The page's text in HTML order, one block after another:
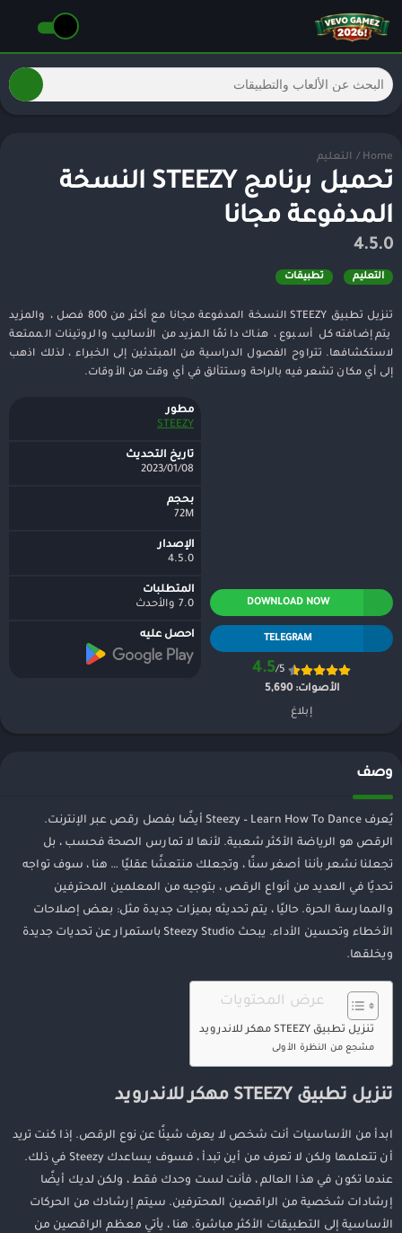
Home
/ التعليم
تحميل برنامج STEEZY النسخة
المدفوعة مجانا
4.5.0
التعليم تطبيقات
تنزيل تطبيق STEEZY النسخة المدفوعة مجانا مع أكثر من 800 فصل ، والمزيد
يتم إضافته كل أسبوع ، هناك دائمًا المزيد من الأساليب والروتينات الممتعة
لاستكشافها. تتراوح الفصول الدراسية من المبتدئين إلى الخبراء ، لذلك اذهب
إلى أي مكان تشعر فيه بالراحة وستتألق في أي وقت من الأوقات.
DOWNLOAD NOW
TELEGRAM
4.5/5
الأصوات:5,690
إبلاغ
مطور
STEEZY
تاريخ التحديث
2023/01/08
بحجم
72M
الإصدار
4.5.0
المتطلبات
7.0 والأحدث
احصل عليه
وصف
يُعرف Steezy – Learn How To Dance أيضًا بفصل رقص عبر الإنترنت.
الرقص هو الرياضة الأكثر شعبية. لأنها لا تمارس الصحة فحسب ، بل
تجعلنا نشعر بأننا أصغر سنًا ، وتجعلك منتعشًا عقليًا … هنا ، سوف تواجه
تحديًا في العديد من أنواع الرقص ، بتوجيه من المعلمين المحترفين
والممارسة الحرة. حاليًا ، يتم تحديثه بميزات جديدة مثل: بعض إصلاحات
الأخطاء وتحسين الأداء. يبحث Steezy Studio باستمرار عن تحديات جديدة
ويخلقها.
عرض المحتويات
تنزيل تطبيق STEEZY مهكر للاندرويد
مشجع من النظرة الأولى
تنزيل تطبيق STEEZY مهكر للاندرويد
ابدأ من الأساسيات أنت شخص لا يعرف شيئًا عن نوع الرقص. إذا كنت تريد
أن تتعلمها ولكن لا تعرف من أين تبدأ ، فسوف يساعدك Steezy في ذلك.
عندما تكون في هذا العالم ، فأنت لست وحدك فقط ، ولكن لديك أيضًا
إرشادات شخصية من الراقصين المحترفين. سيتم إرشادك من الحركات
الأساسية إلى التطبيقات الأكثر مباشرة. هنا ، يأتي معظم الراقصين من